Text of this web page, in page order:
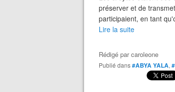
préserver et de
participaient, en tant
Lire la suite
Rédigé parcaroleone
Publié dans#ABYA YALA,